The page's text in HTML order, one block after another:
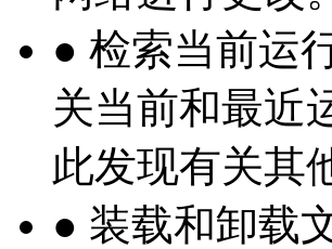
● 检索当前运
关当前和最近
此发现有关其
● 装载和卸载